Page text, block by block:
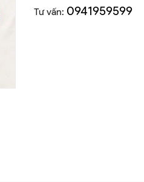
Tư vấn: 0941959599